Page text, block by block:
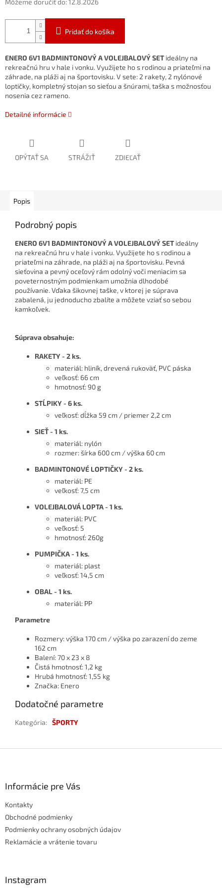
Môžeme doručiť do:12.8.2026
Pridať do košíka
ENERO 6V1 BADMINTONOVÝ A VOLEJBALOVÝ SETideálny na
rekreačnú hru v hale i vonku. Využijete ho s rodinou a priateľmi na
záhrade, na pláži aj na športovisku. V sete: 2 rakety, 2 nylónové
loptičky, kompletný stojan so sieťou a šnúrami, taška s možnosťou
nosenia cez rameno.
Detailné informácie
OPÝTAŤ SA STRÁŽIŤ ZDIEĽAŤ
Popis
Podrobný popis
ENERO 6V1 BADMINTONOVÝ A VOLEJBALOVÝ SETideálny
na rekreačnú hru v hale i vonku. Využijete ho s rodinou a
priateľmi na záhrade, na pláži aj na športovisku. Pevná
sieťovina a pevný oceľový rám odolný voči meniacim sa
poveternostným podmienkam umožnia dlhodobé
používanie. Vďaka šikovnej taške, v ktorej je súprava
zabalená, ju jednoducho zbalíte a môžete vziať so sebou
kamkoľvek.
Súprava obsahuje:
RAKETY - 2 ks.
materiál: hliník, drevená rukoväť, PVC páska
veľkosť: 66 cm
hmotnosť: 90 g
STĹPIKY - 6 ks.
veľkosť: dĺžka 59 cm / priemer 2,2 cm
SIEŤ - 1 ks.
materiál: nylón
rozmer: šírka 600 cm / výška 60 cm
BADMINTONOVÉ LOPTIČKY - 2 ks.
materiál: PE
veľkosť: 7,5 cm
VOLEJBALOVÁ LOPTA - 1 ks.
materiál: PVC
veľkosť: 5
hmotnosť: 260g
PUMPIČKA - 1 ks.
materiál: plast
veľkosť: 14,5 cm
OBAL - 1 ks.
materiál: PP
Parametre
Rozmery: výška 170 cm / výška po zarazení do zeme
162 cm
Balení: 70 x 23 x 8
Čistá hmotnosť: 1,2 kg
Hrubá hmotnosť: 1,55 kg
Značka: Enero
Dodatočné parametre
Kategória: ŠPORTY
Informácie pre Vás
Kontakty
Obchodné podmienky
Podmienky ochrany osobných údajov
Reklamácie a vrátenie tovaru
Instagram